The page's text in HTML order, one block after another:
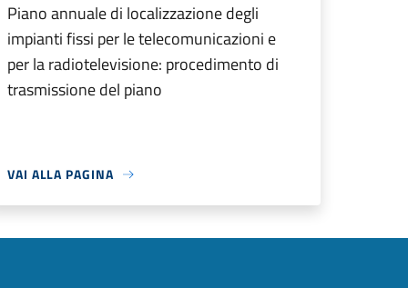
Piano annuale di localizzazione degli
impianti fissi per le telecomunicazioni e
per la radiotelevisione: procedimento di
trasmissione del piano
VAI ALLA PAGINA